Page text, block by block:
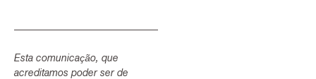
Esta comunicação, que
acreditamos poder ser de